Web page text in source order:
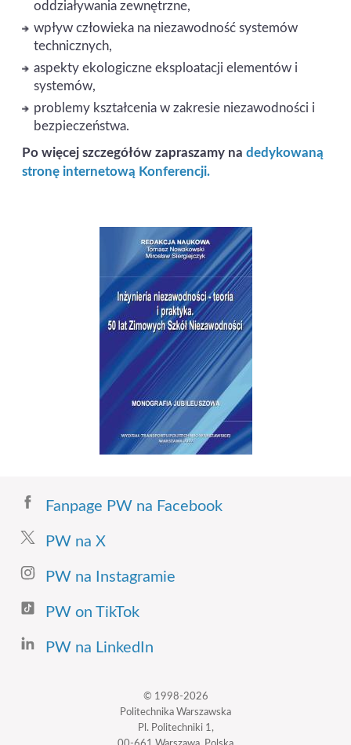
oddziaływania zewnętrzne,
wpływ człowieka na niezawodność systemów
technicznych,
aspekty ekologiczne eksploatacji elementów i
systemów,
problemy kształcenia w zakresie niezawodności i
bezpieczeństwa.
Po więcej szczegółów zapraszamy na dedykowaną
stronę internetową Konferencji.
Fanpage PW na Facebook
PW na X
PW na Instagramie
PW on TikTok
PW na LinkedIn
© 1998-2026
Politechnika Warszawska
Pl. Politechniki 1,